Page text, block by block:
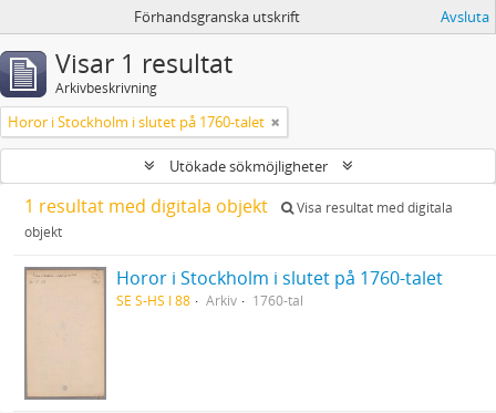
Förhandsgranska utskrift Avsluta
Visar 1 resultat
Arkivbeskrivning
Horor i Stockholm i slutet på 1760-talet
Utökade sökmöjligheter
1 resultat med digitala objekt
Visa resultat med digitala
objekt
Horor i Stockholm i slutet på 1760-talet
SE S-HS I 88 Arkiv 1760-tal